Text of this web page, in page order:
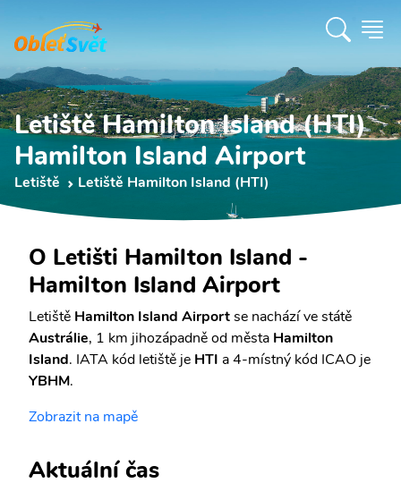
Letiště Hamilton Island (HTI)
Hamilton Island Airport
Letiště Letiště Hamilton Island (HTI)
O Letišti Hamilton Island -
Hamilton Island Airport
Letiště Hamilton Island Airportse nachází ve státě
Austrálie, 1 km jihozápadně od města Hamilton
Island. IATA kód letiště je HTI a 4-místný kód ICAO je
YBHM.
Zobrazit na mapě
Aktuální čas